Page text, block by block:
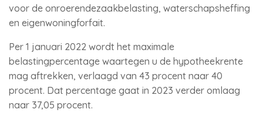
voor de onroerendezaakbelasting, waterschapsheffing
en eigenwoningforfait.
Per 1 januari 2022 wordt het maximale
belastingpercentage waartegen u de hypotheekrente
mag aftrekken, verlaagd van 43 procent naar 40
procent. Dat percentage gaat in 2023 verder omlaag
naar 37,05 procent.